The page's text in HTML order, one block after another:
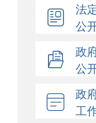
法
公
政
公
政
工